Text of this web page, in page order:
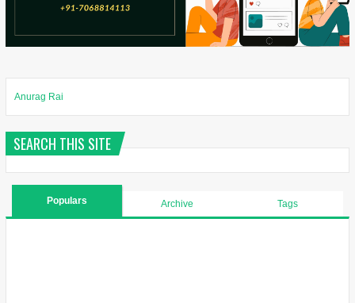
Anurag Rai
SEARCH THIS SITE
Populars Archive Tags